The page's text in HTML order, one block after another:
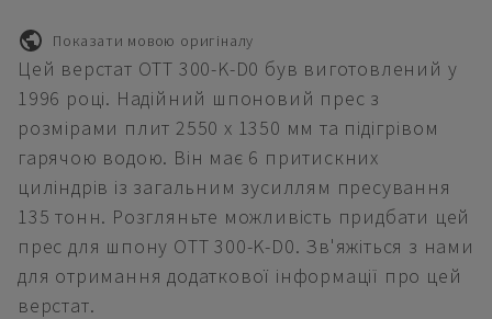
Показати мовою оригіналу
Цей верстат OTT 300-K-D0 був виготовлений у
1996 році. Надійний шпоновий прес з
розмірами плит 2550 x 1350 мм та підігрівом
гарячою водою. Він має 6 притискних
циліндрів із загальним зусиллям пресування
135 тонн. Розгляньте можливість придбати цей
прес для шпону OTT 300-K-D0. Зв'яжіться з нами
для отримання додаткової інформації про цей
верстат.